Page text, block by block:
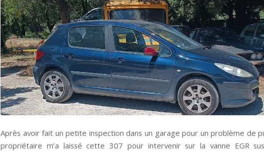
Après avoir fait un petite inspection dans un garage pour un problème de
propriétaire m’a laissé cette 307 pour intervenir sur la vanne EGR